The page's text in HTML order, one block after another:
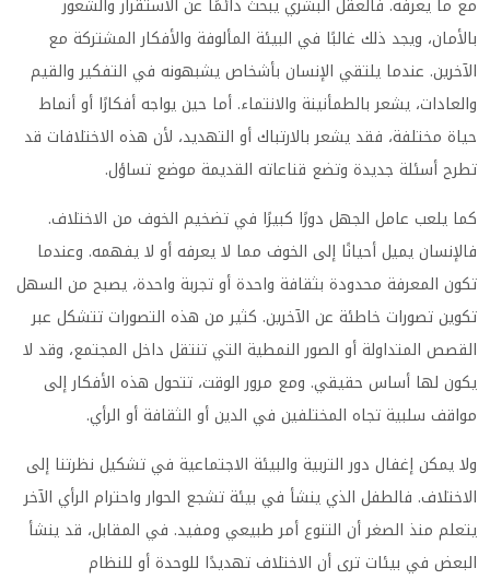
مع ما يعرفه. فالعقل البشري يبحث دائمًا عن الاستقرار والشعور
بالأمان، ويجد ذلك غالبًا في البيئة المألوفة والأفكار المشتركة مع
الآخرين. عندما يلتقي الإنسان بأشخاص يشبهونه في التفكير والقيم
والعادات، يشعر بالطمأنينة والانتماء. أما حين يواجه أفكارًا أو أنماط
حياة مختلفة، فقد يشعر بالارتباك أو التهديد، لأن هذه الاختلافات قد
تطرح أسئلة جديدة وتضع قناعاته القديمة موضع تساؤل.
كما يلعب عامل الجهل دورًا كبيرًا في تضخيم الخوف من الاختلاف.
فالإنسان يميل أحيانًا إلى الخوف مما لا يعرفه أو لا يفهمه. وعندما
تكون المعرفة محدودة بثقافة واحدة أو تجربة واحدة، يصبح من السهل
تكوين تصورات خاطئة عن الآخرين. كثير من هذه التصورات تتشكل عبر
القصص المتداولة أو الصور النمطية التي تنتقل داخل المجتمع، وقد لا
يكون لها أساس حقيقي. ومع مرور الوقت، تتحول هذه الأفكار إلى
مواقف سلبية تجاه المختلفين في الدين أو الثقافة أو الرأي.
ولا يمكن إغفال دور التربية والبيئة الاجتماعية في تشكيل نظرتنا إلى
الاختلاف. فالطفل الذي ينشأ في بيئة تشجع الحوار واحترام الرأي الآخر
يتعلم منذ الصغر أن التنوع أمر طبيعي ومفيد. في المقابل، قد ينشأ
البعض في بيئات ترى أن الاختلاف تهديدًا للوحدة أو للنظام